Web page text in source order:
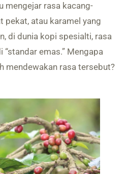
mengejar rasa kacang-
pekat, atau karamel yang
di dunia kopi spesialti, rasa
emas.” Mengapa
mendewakan rasa tersebut?